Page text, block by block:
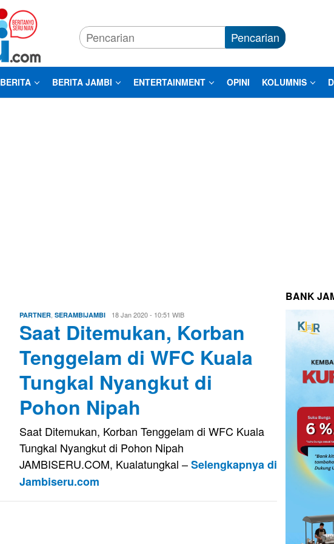
Pencarian
BERITA BERITA JAMBI ENTERTAINMENT OPINI KOLUMNIS
PARTNER SERAMBIJAMBI Eri18 Jan 2020 - 10:51 WIB
Saat Ditemukan, Korban
Tenggelam di WFC Kuala
Tungkal Nyangkut di
Pohon Nipah
Saat Ditemukan, Korban Tenggelam di WFC Kuala
Tungkal Nyangkut di Pohon Nipah
JAMBISERU.COM, Kualatungkal –Selengkapnya di
Jambiseru.com
BANK